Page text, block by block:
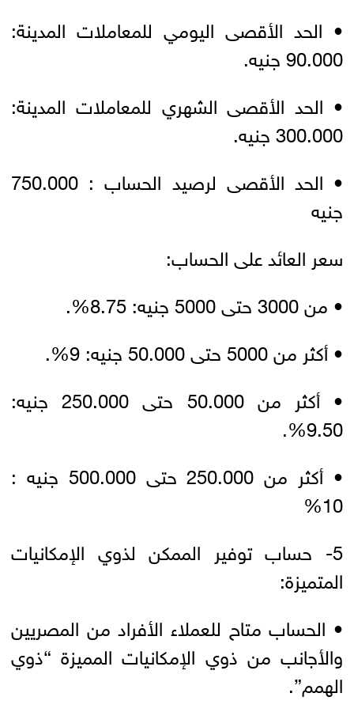
• الحد الأقصى اليومي للمعاملات المدينة:
90.000 جنيه.
• الحد الأقصى الشهري للمعاملات المدينة:
300.000 جنيه.
• الحد الأقصى لرصيد الحساب : 750.000
جنيه
سعر العائد على الحساب:
• من 3000 حتى 5000 جنيه: 8.75%.
• أكثر من 5000 حتى 50.000 جنيه: 9%.
• أكثر من 50.000 حتى 250.000 جنيه:
9.50%.
• أكثر من 250.000 حتى 500.000 جنيه :
10%
5- حساب توفير الممكن لذوي الإمكانيات
المتميزة:
• الحساب متاح للعملاء الأفراد من المصريين
والأجانب من ذوي الإمكانيات المميزة “ذوي
الهمم”.